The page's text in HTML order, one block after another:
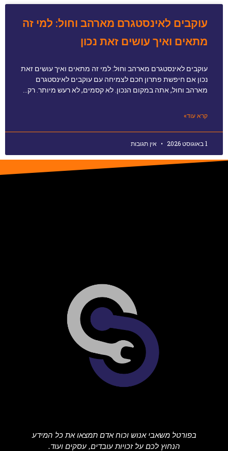
עוקבים לאינסטגרם מארהב וחול: למי זה
מתאים ואיך עושים זאת נכון
עוקבים לאינסטגרם מארהב וחול: למי זה מתאים ואיך עושים זאת
נכון אם חיפשת פתרון חכם לצמיחה עם עוקבים לאינסטגרם
מארהב וחול, אתה במקום הנכון. לא קסמים, לא רעש מיותר. רק…
קרא עוד»
1 באוגוסט 2026 אין תגובות
בפורטל משאבי אנוש וכוח אדם תמצאו את כל המידע
הנחוץ לכם על זכויות עובדים, עסקים ועוד.